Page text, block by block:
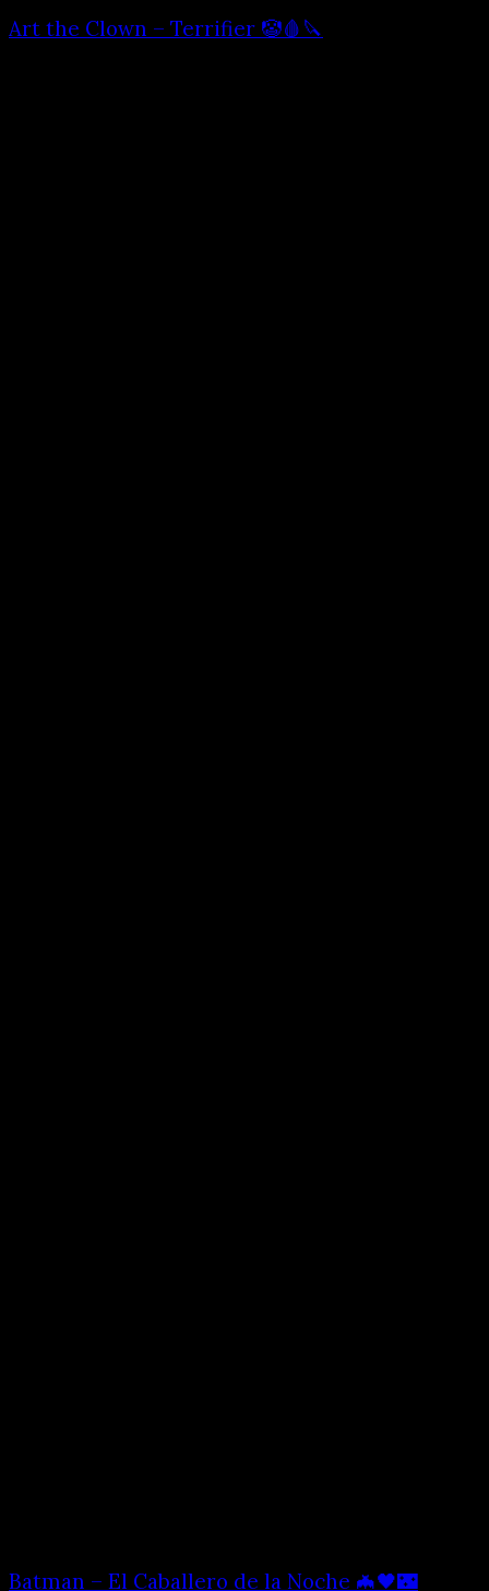
Art the Clown – Terrifier 🤡🩸🔪
Batman – El Caballero de la Noche 🦇🖤🌃